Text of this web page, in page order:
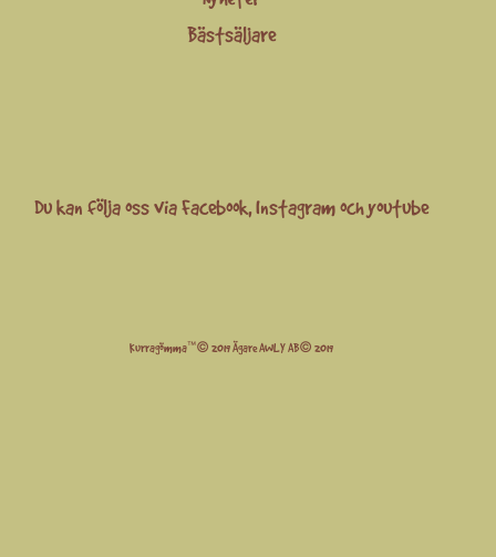
Bästsäljare
Du kan följa oss viaFacebook,Instagramochyoutube
Kurragömma™© 2019 Ägare AWLY AB© 2019